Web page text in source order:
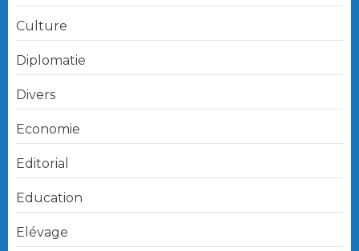
Culture
Diplomatie
Divers
Economie
Editorial
Education
Elévage